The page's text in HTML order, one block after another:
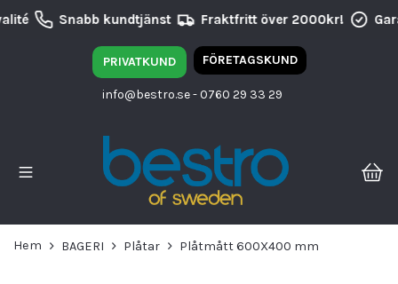
Snabb kundtjänst Fraktfritt över 2000kr!
PRIVATKUND FÖRETAGSKUND
info@bestro.se- 0760 29 33 29
Hem BAGERI Plåtar Plåtmått 600X400 mm